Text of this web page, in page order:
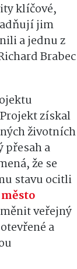
klíčové,
jim
a jednu z
Brabec
získal
životních
přesah a
že se
stavu ocitli
veřejný
a